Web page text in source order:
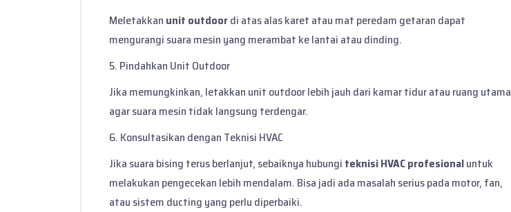
Meletakkan unit outdoordi atas alas karet atau mat peredam getaran dapat
mengurangi suara mesin yang merambat ke lantai atau dinding.
5. Pindahkan Unit Outdoor
Jika memungkinkan, letakkan unit outdoor lebih jauh dari kamar tidur atau ruang utama
agar suara mesin tidak langsung terdengar.
6. Konsultasikan dengan Teknisi HVAC
Jika suara bising terus berlanjut, sebaiknya hubungi teknisi HVAC profesionaluntuk
melakukan pengecekan lebih mendalam. Bisa jadi ada masalah serius pada motor, fan,
atau sistem ducting yang perlu diperbaiki.